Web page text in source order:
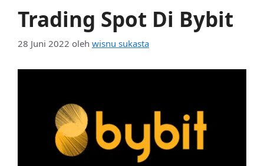
Trading Spot Di Bybit
28 Juni 2022 oleh wisnu sukasta